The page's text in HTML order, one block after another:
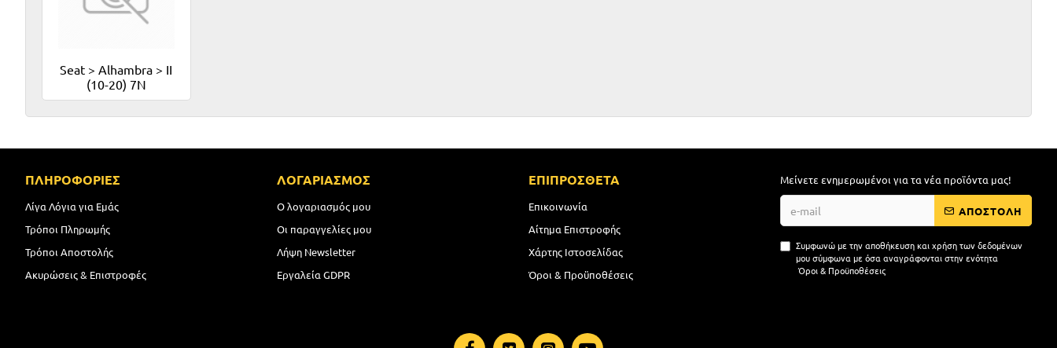
Seat > Alhambra > II
(10-20) 7N
ΠΛΗΡΟΦΟΡΙΕΣ
Λίγα Λόγια για Εμάς
Τρόποι Πληρωμής
Τρόποι Αποστολής
Ακυρώσεις & Επιστροφές
ΛΟΓΑΡΙΑΣΜΟΣ
Ο λογαριασμός μου
Οι παραγγελίες μου
Λήψη Newsletter
Εργαλεία GDPR
ΕΠΙΠΡΟΣΘΕΤΑ
Επικοινωνία
Αίτημα Επιστροφής
Χάρτης Ιστοσελίδας
Όροι & Προϋποθέσεις
Μείνετε ενημερωμένοι για τα νέα προϊόντα μας!
ΑΠΟΣΤΟΛΗ
Συμφωνώ με την αποθήκευση και χρήση των δεδομένων
μου σύμφωνα με όσα αναγράφονται στην ενότητα
Όροι & Προϋποθέσεις